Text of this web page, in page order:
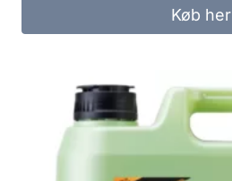
Køb her